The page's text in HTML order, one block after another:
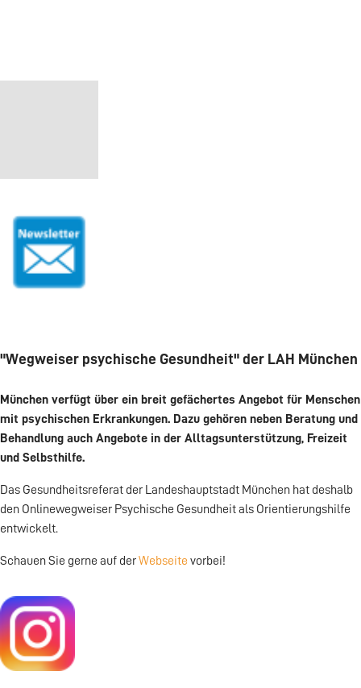
"Wegweiser psychische Gesundheit" der LAH München
München verfügt über ein breit gefächertes Angebot für Menschen
mit psychischen Erkrankungen. Dazu gehören neben Beratung und
Behandlung auch Angebote in der Alltagsunterstützung, Freizeit
und Selbsthilfe.
Das Gesundheitsreferat der Landeshauptstadt München hat deshalb
den Onlinewegweiser Psychische Gesundheit als Orientierungshilfe
entwickelt.
Schauen Sie gerne auf derWebseite vorbei!